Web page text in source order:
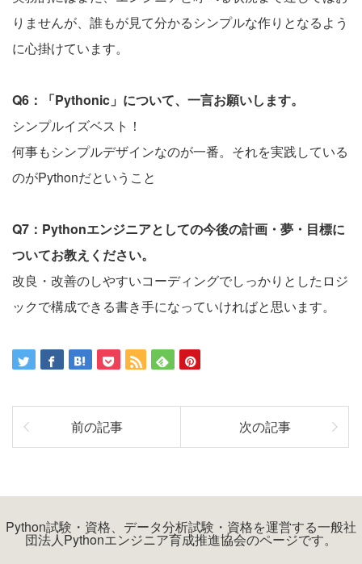
りませんが、誰もが見て分かるシンプルな作りとなるよう
に心掛けています。
Q6：「Pythonic」について、一言お願いします。
シンプルイズベスト！
何事もシンプルデザインなのが一番。それを実践している
のがPythonだということ
Q7：Pythonエンジニアとしての今後の計画・夢・目標に
ついてお教えください。
改良・改善のしやすいコーディングでしっかりとしたロジ
ックで構成できる書き手になっていければと思います。
前の記事 次の記事
Python試験・資格、データ分析試験・資格を運営する一般社
団法人Pythonエンジニア育成推進協会のページです。